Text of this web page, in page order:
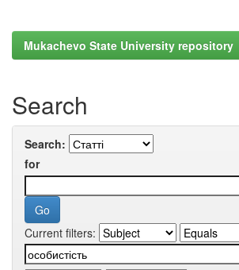
Mukachevo State University repository
Search
Search:
for
Current filters: